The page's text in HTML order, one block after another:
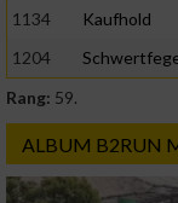
1134
Kaufhold
1204
Rang: 59.
ALBUM B2RUN